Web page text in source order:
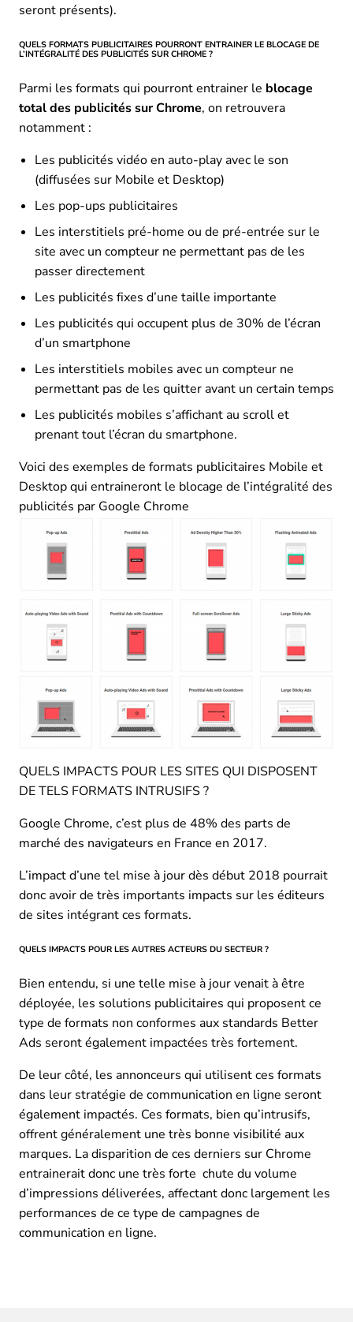
seront présents).
QUELS FORMATS PUBLICITAIRES POURRONT ENTRAINER LE BLOCAGE DE
L’INTÉGRALITÉ DES PUBLICITÉS SUR CHROME ?
Parmi les formats qui pourront entrainer le blocage
total des publicités sur Chrome, on retrouvera
notamment :
Les publicités vidéo en auto-play avec le son
(diffusées sur Mobile et Desktop)
Les pop-ups publicitaires
Les interstitiels pré-home ou de pré-entrée sur le
site avec un compteur ne permettant pas de les
passer directement
Les publicités fixes d’une taille importante
Les publicités qui occupent plus de 30% de l’écran
d’un smartphone
Les interstitiels mobiles avec un compteur ne
permettant pas de les quitter avant un certain temps
Les publicités mobiles s’affichant au scroll et
prenant tout l’écran du smartphone.
Voici des exemples de formats publicitaires Mobile et
Desktop qui entraineront le blocage de l’intégralité des
publicités par Google Chrome
QUELS IMPACTS POUR LES SITES QUI DISPOSENT
DE TELS FORMATS INTRUSIFS ?
Google Chrome, c’est plus de 48% des parts de
marché des navigateurs en France en 2017.
L’impact d’une tel mise à jour dès début 2018 pourrait
donc avoir de très importants impacts sur les éditeurs
de sites intégrant ces formats.
QUELS IMPACTS POUR LES AUTRES ACTEURS DU SECTEUR ?
Bien entendu, si une telle mise à jour venait à être
déployée, les solutions publicitaires qui proposent ce
type de formats non conformes aux standards Better
Ads seront également impactées très fortement.
De leur côté, les annonceurs qui utilisent ces formats
dans leur stratégie de communication en ligne seront
également impactés. Ces formats, bien qu’intrusifs,
offrent généralement une très bonne visibilité aux
marques. La disparition de ces derniers sur Chrome
entrainerait donc une très forte chute du volume
d’impressions déliverées, affectant donc largement les
performances de ce type de campagnes de
communication en ligne.